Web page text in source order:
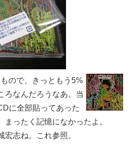
ので、きっともう5%
ろなんだろうなあ。当
に全部貼ってあった
まったく記憶になかったよ。
志ね。これ参照。